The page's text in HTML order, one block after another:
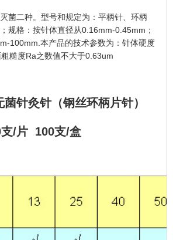
菌二种。型号和规定为：平柄针、环柄
规格：按针体直径从0.16mm-0.45mm；
100mm.本产品的技术参数为：针体硬度
糙度Ra之数值不大于0.63um
针灸针（钢丝环柄片针）
/片 100支/盒